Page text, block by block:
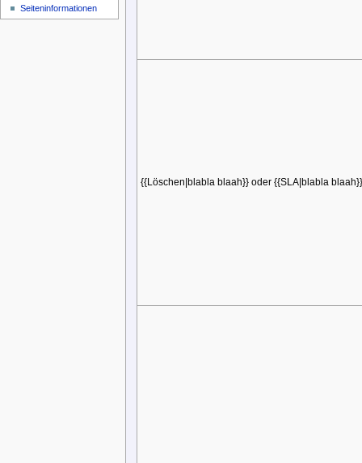
{{Löschen|blabla blaah}} oder {{SLA|blabla blaah}}
Seiteninformationen